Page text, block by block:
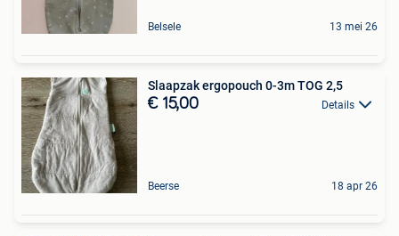
Belsele 13 mei 26
Slaapzak ergopouch 0-3m TOG 2,5
€ 15,00 Details
Beerse 18 apr 26